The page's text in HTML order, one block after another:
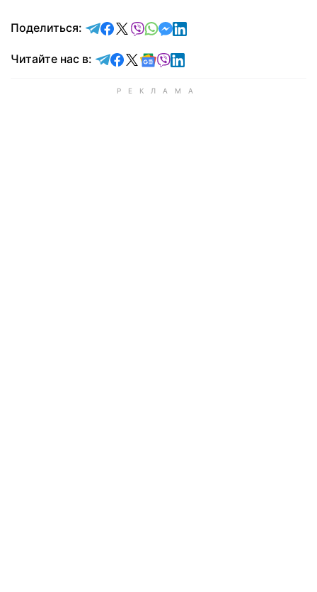
Поделиться: отправить в Telegram
поделиться в Facebook
поделиться в X
отправить в Viber
отправить в Whatsapp
отправить в Messenger
отправить в LinkedIn
Читайте нас в: Читайте в Telegram
Читайте в Facebook
Читайте в X
Читайте в Google news
Читайте в Viber
Читайте в LinkedIn